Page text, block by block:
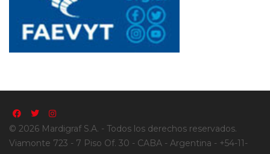
© 2026 Mardigraf S.A. - Todos los derechos reservados.
Viamonte 723 - 7 Piso Of. 30 - CABA - Argentina - +54-11-